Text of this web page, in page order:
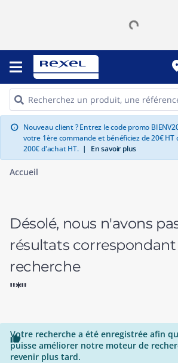
info Nouveau client ? Entrez le code promo
votre 1ère commande et bénéficiez de 20€ HT
200€ d'achat HT. | En savoir plus
Accueil
Désolé, nous n'avons
résultats
recherche
"*"

Votre recherche a été enregistrée afin
puisse améliorer notre moteur de
revenir plus tard.